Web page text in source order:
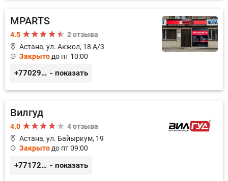
MPARTS
4.5
2 отзыва
Астана, ул. Акжол, 18 А/3
Закрыто до пт 10:00
+77029352979 - показать
Вилгуд
4.0
4 отзыва
Астана, ул. Байыркум, 19
Закрыто до пт 09:00
+77172978380 - показать